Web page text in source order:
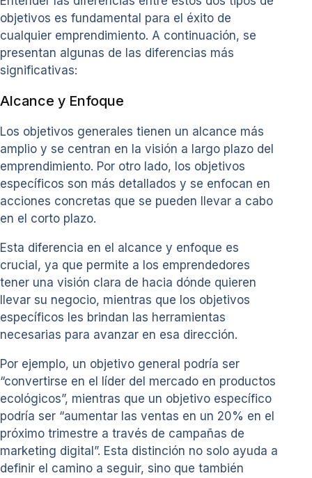
objetivos es fundamental para el éxito de
cualquier emprendimiento. A continuación, se
presentan algunas de las diferencias más
significativas:
Alcance y Enfoque
Los objetivos generales tienen un alcance más
amplio y se centran en la visión a largo plazo del
emprendimiento. Por otro lado, los objetivos
específicos son más detallados y se enfocan en
acciones concretas que se pueden llevar a cabo
en el corto plazo.
Esta diferencia en el alcance y enfoque es
crucial, ya que permite a los emprendedores
tener una visión clara de hacia dónde quieren
llevar su negocio, mientras que los objetivos
específicos les brindan las herramientas
necesarias para avanzar en esa dirección.
Por ejemplo, un objetivo general podría ser
“convertirse en el líder del mercado en productos
ecológicos”, mientras que un objetivo específico
podría ser “aumentar las ventas en un 20% en el
próximo trimestre a través de campañas de
marketing digital”. Esta distinción no solo ayuda a
definir el camino a seguir, sino que también